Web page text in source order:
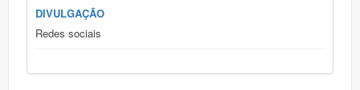
DIVULGAÇÃO
Redes sociais